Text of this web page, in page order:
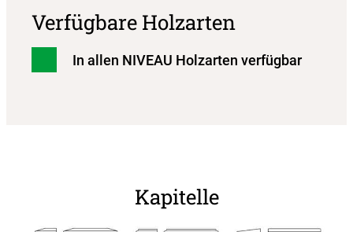
Verfügbare Holzarten
In allen NIVEAU Holzarten verfügbar
Kapitelle